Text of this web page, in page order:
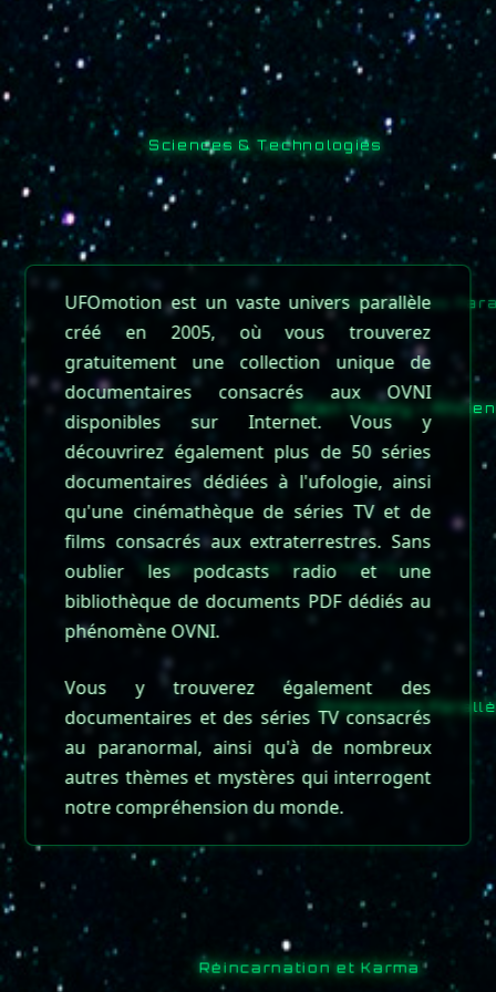
UFOmotion est un vaste univers parallèle
créé en 2005, où vous trouverez
gratuitement une collection unique de
documentaires consacrés aux OVNI
disponibles sur Internet. Vous y
découvrirez également plus de 50 séries
documentaires dédiées à l'ufologie, ainsi
qu'une cinémathèque de séries TV et de
films consacrés aux extraterrestres. Sans
oublier les podcasts radio et une
bibliothèque de documents PDF dédiés au
phénomène OVNI.
Vous y trouverez également des
documentaires et des séries TV consacrés
au paranormal, ainsi qu'à de nombreux
autres thèmes et mystères qui interrogent
notre compréhension du monde.
Phénomènes
Dimensions
Réincarnation et Karma
Expériences de Mort Imminente
Sciences & Technologies
Alien Theory / Ancient
Merci infiniment pour vos dons et vos
compliments qui font vraiment chaud au cœur.
N'oubliez pas que vous disposez d'un ordre de tri
vous permettant d'afficher
les dernières vidéos ajoutées à un album.
Pour vérifier si le site fonctionne bien
https://statuspage.hostinger.com/